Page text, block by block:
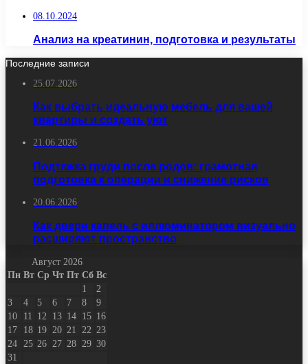
08.10.2024
Анализ на креатинин, подготовка и результаты
Последние записи
25.07.2026
Как выбрать идеальную мебель для вашей
квартиры и создать уют
21.06.2026
Подтяжка груди после родов: грамотная
подготовка к операции и снижение рисков
20.06.2026
Как двери капель с иллюминатором визуально
расширяют пространство
Август 2026
Пн Вт Ср Чт Пт Сб Вс
1
2
3
4 5 6 7 8
9
10
11 12 13 14 15 16
17
18 19 20 21 22 23
24
25 26 27 28 29 30
31